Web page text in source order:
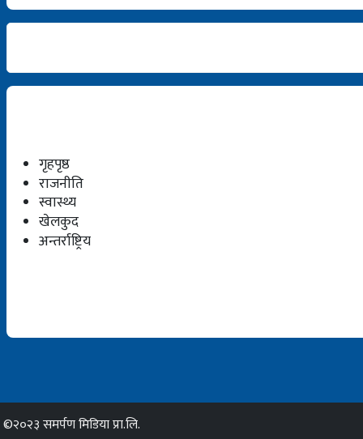
गृहपृष्ठ
राजनीति
स्वास्थ्य
खेलकुद
अन्तर्राष्ट्रिय
©२०२३ समर्पण मिडिया प्रा.लि.